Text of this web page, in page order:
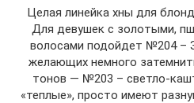
Целая линейка хны для
Для девушек с золотыми,
волосами подойдет №204 –
желающих немного
тонов — №203 – светло-
«теплые», просто имеют